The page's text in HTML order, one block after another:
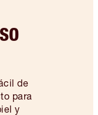
de
para
y